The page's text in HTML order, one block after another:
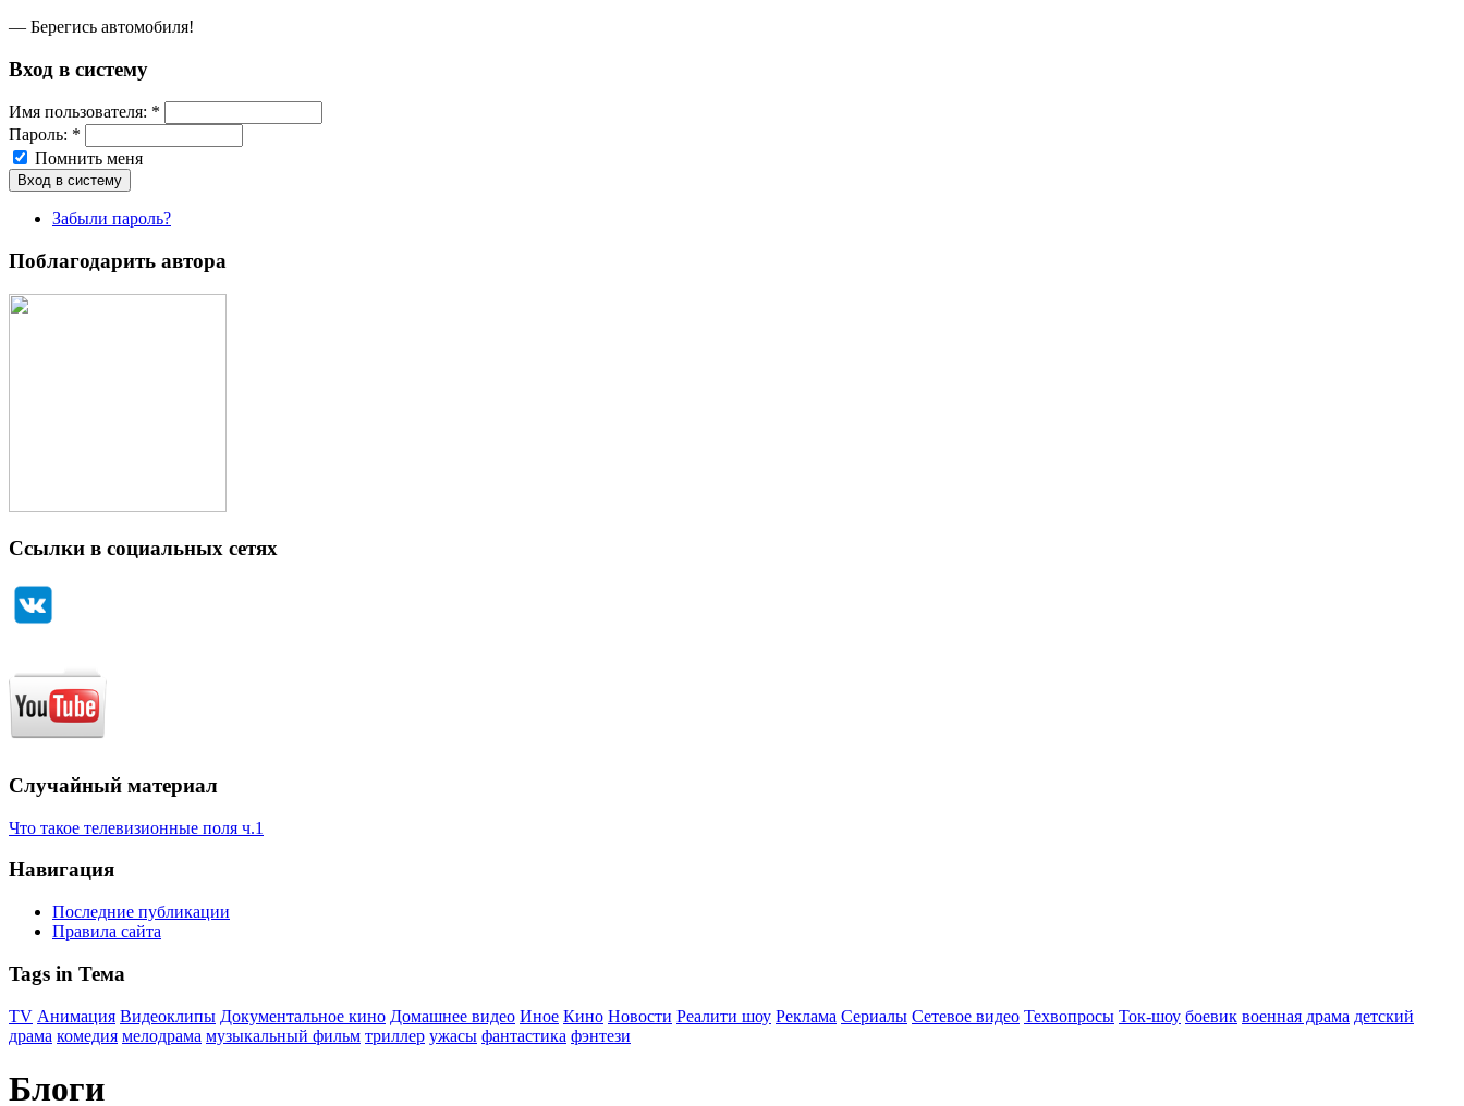
— Берегись автомобиля!
Вход в систему
Имя пoльзовaтeля: *
Пароль: *
Помнить меня
Забыли пароль?
Поблагодарить автора
Ссылки в социальных сетях
Случайный материал
Что такое телевизионные поля ч.1
Навигация
Последние публикации
Правила сайта
Tags in Тема
TV Анимация Видеоклипы Документальное кино Домашнее видео Иное Кино Новости Реалити шоу Реклама Сериалы Сетевое видео Техвопросы Ток-шоу боевик военная драма детский
драма комедия мелодрама музыкальный фильм триллер ужасы фантастика фэнтези
Блоги